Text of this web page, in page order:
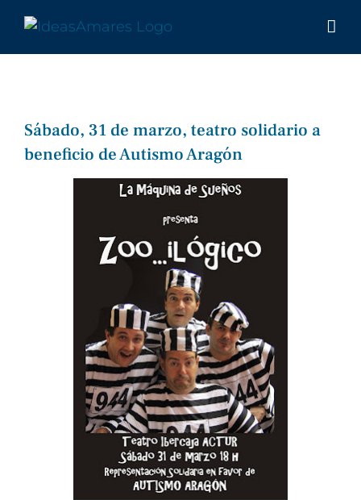
contenido
Sábado, 31 de marzo, teatro solidario a
beneficio de Autismo Aragón